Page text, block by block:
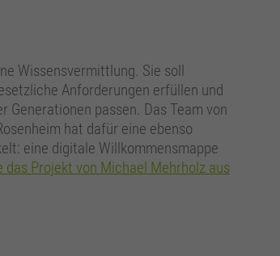
Wissensvermittlung. Sie soll
Anforderungen erfüllen und
Generationen passen. Das Team von
hat dafür eine ebenso
eine digitale Willkommensmappe
Projekt von Michael Mehrholz aus